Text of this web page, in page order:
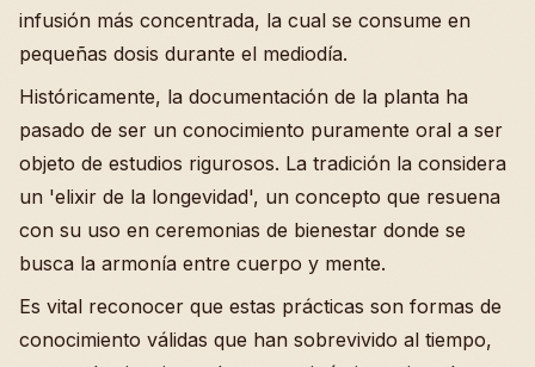
infusión más concentrada, la cual se consume en
pequeñas dosis durante el mediodía.
Históricamente, la documentación de la planta ha
pasado de ser un conocimiento puramente oral a ser
objeto de estudios rigurosos. La tradición la considera
un 'elixir de la longevidad', un concepto que resuena
con su uso en ceremonias de bienestar donde se
busca la armonía entre cuerpo y mente.
Es vital reconocer que estas prácticas son formas de
conocimiento válidas que han sobrevivido al tiempo,